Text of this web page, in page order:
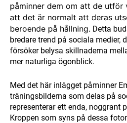
påminner dem om att de
att det är normalt att deras
beroende på hållning. Detta
bredare trend på sociala medier,
försöker belysa skillnaderna
mer naturliga ögonblick.
Med det här inlägget påminner
träningsbilderna som delas på
representerar ett enda, noggrant
Kroppen som syns på dessa